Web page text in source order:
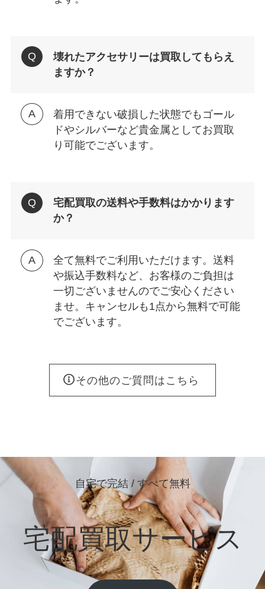
壊れたアクセサリーは買取してもらえ
ますか？
着用できない破損した状態でもゴール
ドやシルバーなど貴金属としてお買取
り可能でございます。
宅配買取の送料や手数料はかかります
か？
全て無料でご利用いただけます。送料
や振込手数料など、お客様のご負担は
一切ございませんのでご安心ください
ませ。キャンセルも1点から無料で可能
でございます。
その他のご質問はこちら
自宅で完結 / すべて無料
宅配買取サービス